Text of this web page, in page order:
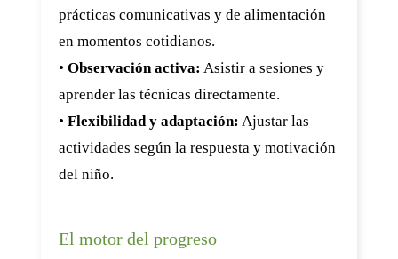
prácticas comunicativas y de alimentación
en momentos cotidianos.
• Observación activa: Asistir a sesiones y
aprender las técnicas directamente.
• Flexibilidad y adaptación: Ajustar las
actividades según la respuesta y motivación
del niño.
El motor del progreso